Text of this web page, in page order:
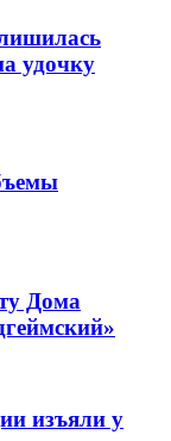
удочку
Дома
изъяли у